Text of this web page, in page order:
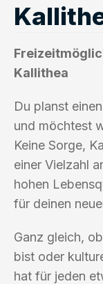
Kallithea
Du planst
und möchtest
Keine Sorge,
einer Vielzahl
hohen
für deinen
Ganz gleich,
bist oder
hat für jeden